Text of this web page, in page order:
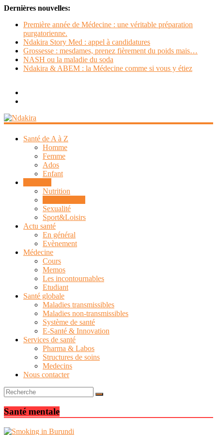
Dernières nouvelles:
Première année de Médecine : une véritable préparation
purgatorienne.
Ndakira Story Med : appel à candidatures
Grossesse : mesdames, prenez fièrement du poids mais…
NASH ou la maladie du soda
Ndakira & ABEM : la Médecine comme si vous y étiez
Ndakira
population
Santé de A à Z
Homme
Femme
Ados
Enfant
Nutrition
Sexualité
Sport&Loisirs
Actu santé
En général
Evènement
Médecine
Cours
Memos
Les incontournables
Etudiant
Santé globale
Maladies transmissibles
Maladies non-transmissibles
Système de santé
E-Santé & Innovation
Services de santé
Pharma & Labos
Structures de soins
Medecins
Nous contacter
Santé mentale